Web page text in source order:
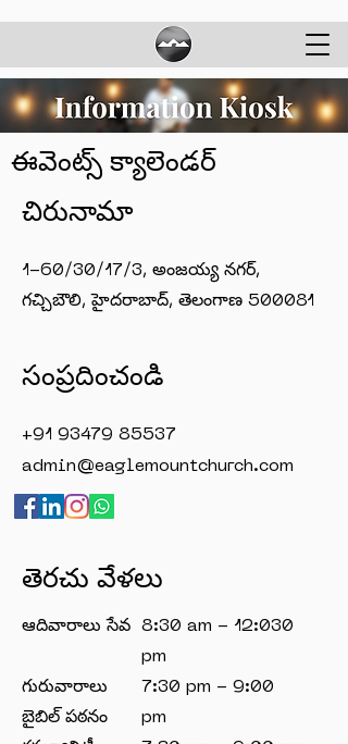
ఈవెంట్స్ క్యాలెండర్
చిరునామా
1-60/30/17/3, అంజయ్య నగర్,
గచ్చిబౌలి, హైదరాబాద్, తెలంగాణ 500081
సంప్రదించండి
+91 93479 85537
admin@eaglemountchurch.com
తెరచు వేళలు
ఆదివారాలు సేవ
గురువారాలు
బైబిల్ పఠనం
8:30 am - 12:030
pm
7:30 pm - 9:00
pm